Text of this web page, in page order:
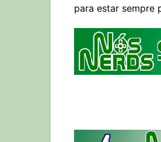
para estar sempre